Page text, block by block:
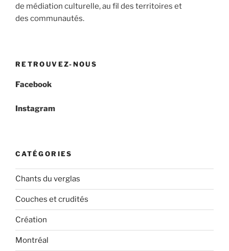
de médiation culturelle, au fil des territoires et
des communautés.
RETROUVEZ-NOUS
Facebook
Instagram
CATÉGORIES
Chants du verglas
Couches et crudités
Création
Montréal